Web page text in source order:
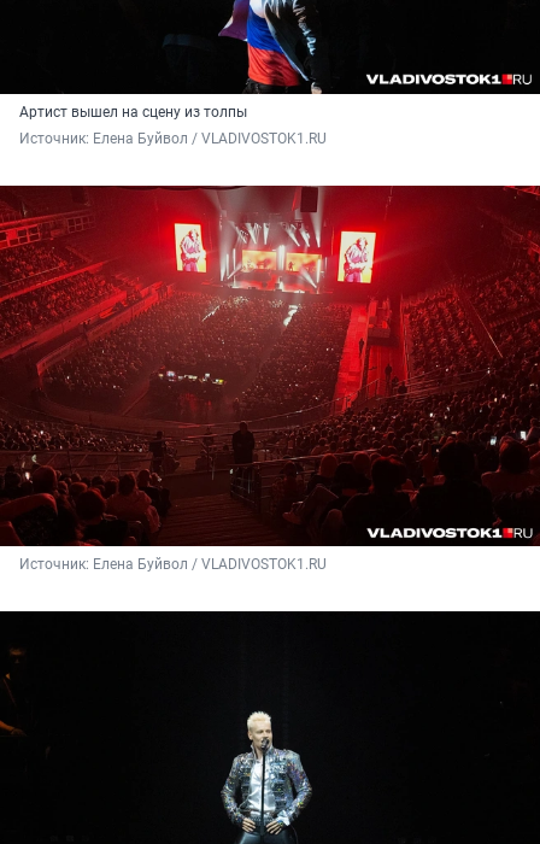
Артист вышел на сцену из толпы
Источник: Елена Буйвол / VLADIVOSTOK1.RU
Источник: Елена Буйвол / VLADIVOSTOK1.RU